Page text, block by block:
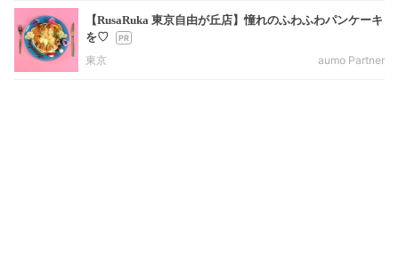
【RusaRuka 東京自由が丘店】憧れのふわふわパンケーキ
を♡
東京
aumo Partner